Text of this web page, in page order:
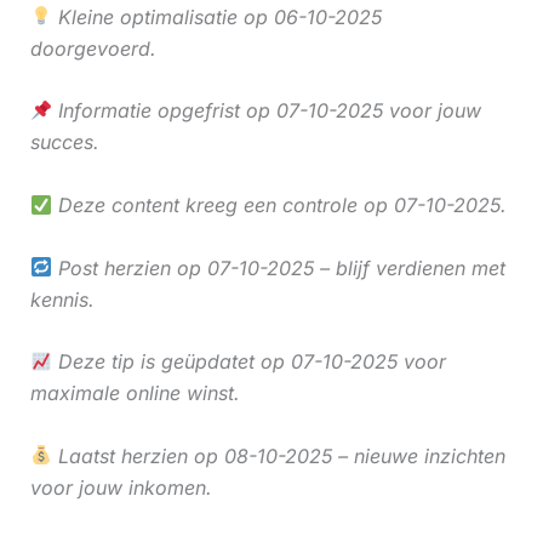
Kleine optimalisatie op 06-10-2025
doorgevoerd.
Informatie opgefrist op 07-10-2025 voor jouw
succes.
Deze content kreeg een controle op 07-10-2025.
Post herzien op 07-10-2025 – blijf verdienen met
kennis.
Deze tip is geüpdatet op 07-10-2025 voor
maximale online winst.
Laatst herzien op 08-10-2025 – nieuwe inzichten
voor jouw inkomen.